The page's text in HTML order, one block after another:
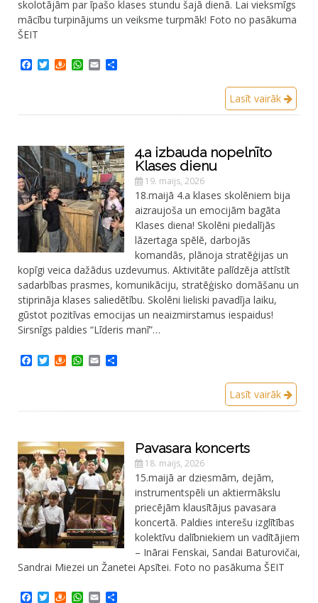
skolotājām par īpašo klases stundu šajā dienā. Lai vieksmīgs
mācību turpinājums un veiksme turpmāk! Foto no pasākuma
ŠEIT
Facebook
TwitterDraugiem
WhatsApp
Email
Lasīt vairāk
4.a izbauda nopelnīto
Klases dienu
19. maijs, 2026
18.maijā 4.a klases skolēniem bija
aizraujoša un emocijām bagāta
Klases diena! Skolēni piedalījās
lāzertaga spēlē, darbojās
komandās, plānoja stratēģijas un
kopīgi veica dažādus uzdevumus. Aktivitāte palīdzēja attīstīt
sadarbības prasmes, komunikāciju, stratēģisko domāšanu un
stiprināja klases saliedētību. Skolēni lieliski pavadīja laiku,
gūstot pozitīvas emocijas un neaizmirstamus iespaidus!
Sirsnīgs paldies “Līderis manī”…
Facebook
TwitterDraugiem
WhatsApp
Email
Lasīt vairāk
Pavasara koncerts
18. maijs, 2026
15.maijā ar dziesmām, dejām,
instrumentspēli un aktiermākslu
priecējām klausītājus pavasara
koncertā. Paldies interešu izglītības
kolektīvu dalībniekiem un vadītājiem
– Inārai Fenskai, Sandai Baturovičai,
Sandrai Miezei un Žanetei Apsītei. Foto no pasākuma ŠEIT
Facebook
TwitterDraugiem
WhatsApp
Email